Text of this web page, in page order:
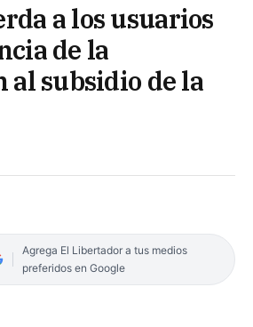
a los usuarios
de la
al subsidio de la
Agrega El Libertador a tus medios
preferidos en Google